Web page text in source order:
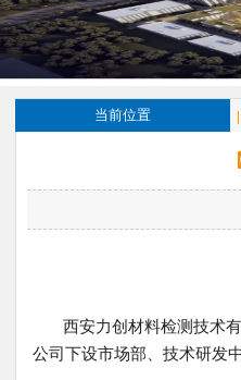
当前位置 ||
西安力创材料检测技术
公司下设市场部、技术研发